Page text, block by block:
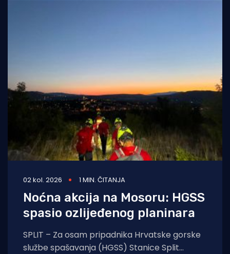
02 kol. 2026 1 MIN. ČITANJA
Noćna akcija na Mosoru: HGSS
spasio ozlijeđenog planinara
SPLIT – Za osam pripadnika Hrvatske gorske
službe spašavanja (HGSS) Stanice Split